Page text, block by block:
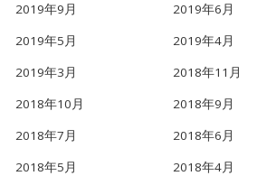
2019年9月
2019年6月
2019年5月
2019年4月
2019年3月
2018年11月
2018年10月
2018年9月
2018年7月
2018年6月
2018年5月
2018年4月